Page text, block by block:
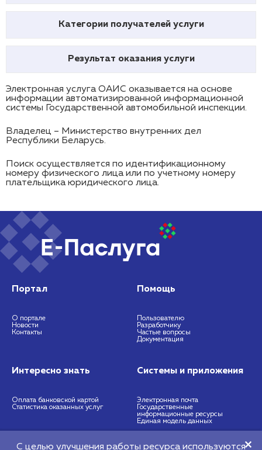
Категории получателей услуги
Результат оказания услуги
Электронная услуга ОАИС оказывается на основе
информации автоматизированной информационной
системы Государственной автомобильной инспекции.
Владелец – Министерство внутренних дел
Республики Беларусь.
Поиск осуществляется по идентификационному
номеру физического лица или по учетному номеру
плательщика юридического лица.
Портал
О портале
Новости
Контакты
Помощь
Пользователю
Разработчику
Частые вопросы
Документация
Интересно знать
Оплата банковской картой
Статистика оказанных услуг
Системы и приложения
Электронная почта
Государственные
информационные ресурсы
Единая модель данных
С целью улучшения работы ресурса используются